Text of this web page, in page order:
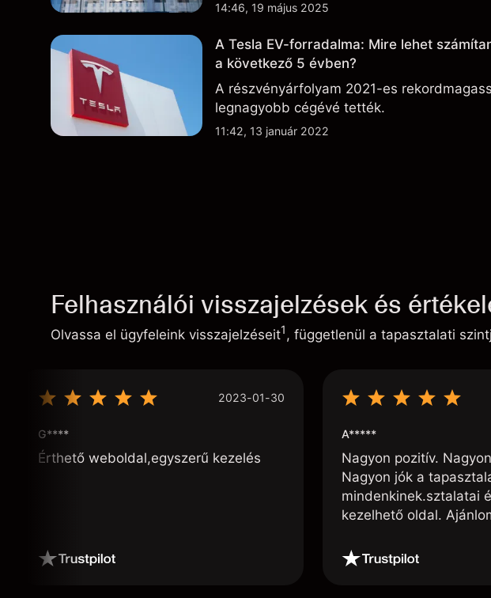
14:46, 19 május 2025
A Tesla EV-forradalma: Mire lehet
a következő 5 évben?
A részvényárfolyam 2021-es
legnagyobb cégévé tették.
11:42, 13 január 2022
Felhasználói visszajelzések és
Olvassa el ügyfeleink visszajelzéseit1, függetlenül a tapasztalati
2023-01-30
G****
Érthető weboldal,egyszerű kezelés
A*****
Nagyon pozitív.
Nagyon jók a
mindenkinek.sztalatai
kezelhető oldal.